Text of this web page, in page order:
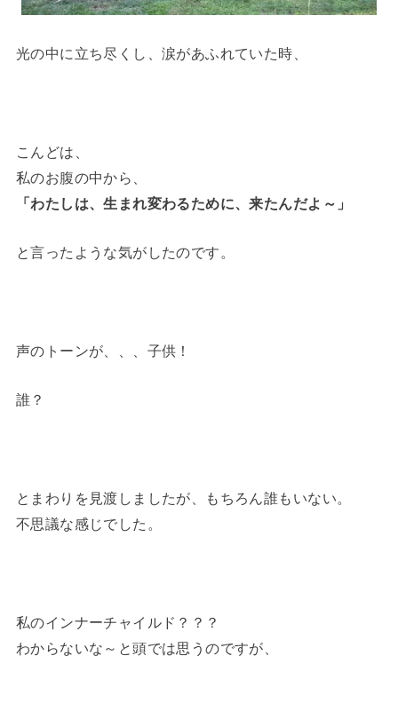
光の中に立ち尽くし、涙があふれていた時、
こんどは、
私のお腹の中から、
「わたしは、生まれ変わるために、来たんだよ～」
と言ったような気がしたのです。
声のトーンが、、、子供！
誰？
とまわりを見渡しましたが、もちろん誰もいない。
不思議な感じでした。
私のインナーチャイルド？？？
わからないな～と頭では思うのですが、